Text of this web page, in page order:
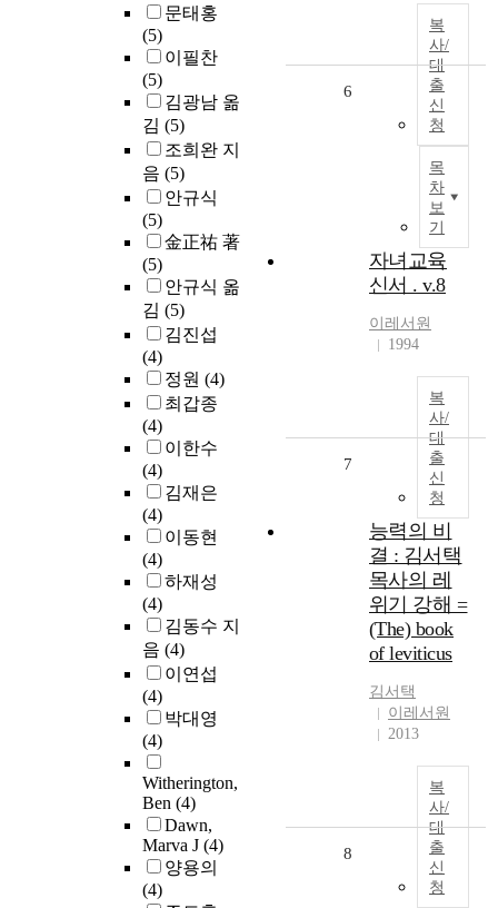
문태홍
(5)
이필찬
(5)
김광남 옮
김 (5)
조희완 지
음 (5)
안규식
(5)
金正祐 著
(5)
안규식 옮
김 (5)
김진섭
(4)
정원 (4)
최갑종
(4)
이한수
(4)
김재은
(4)
이동현
(4)
하재성
(4)
김동수 지
음 (4)
이연섭
(4)
박대영
(4)
Witherington,
Ben (4)
Dawn,
Marva J (4)
양용의
(4)
복
사/
대
출
신
청
목
차
보
기
6
자녀교육
신서 . v.8
이레서원
1994
복
사/
대
출
신
청
7
능력의 비
결 : 김서택
목사의 레
위기 강해 =
(The) book
of leviticus
김서택
이레서원
2013
복
사/
대
출
신
청
8